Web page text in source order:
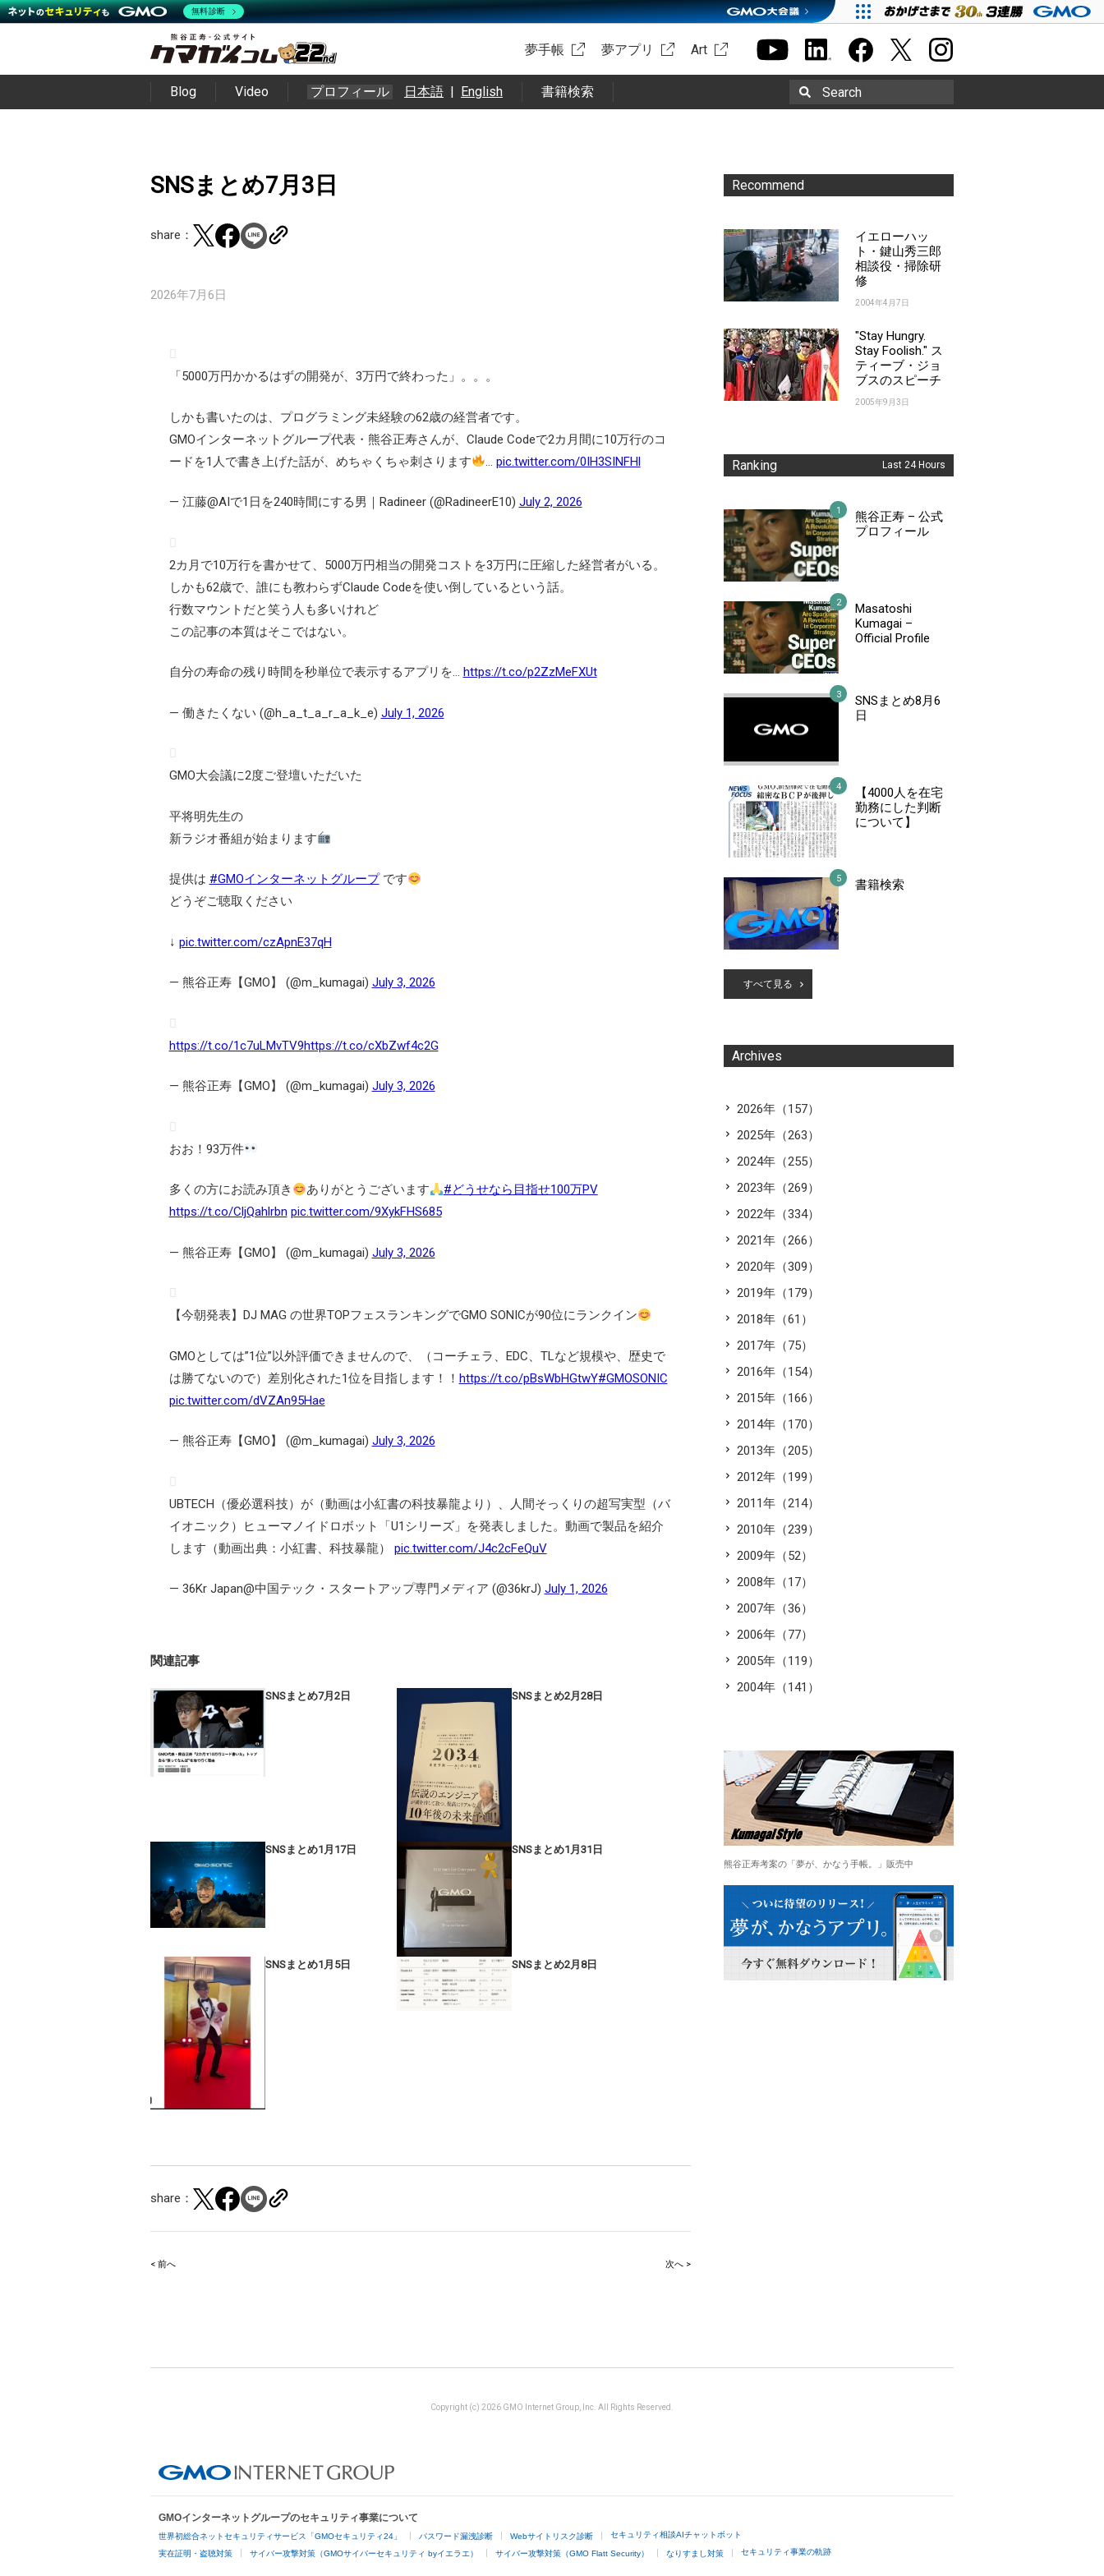
夢手帳 夢アプリ Art
Blog Video プロフィール 日本語 | English 書籍検索 Search
SNSまとめ7月3日
share：
2026年7月6日
「5000万円かかるはずの開発が、3万円で終わった」。。。
しかも書いたのは、プログラミング未経験の62歳の経営者です。
GMOインターネットグループ代表・熊谷正寿さんが、Claude Codeで2カ月間に10万行のコ
ードを1人で書き上げた話が、めちゃくちゃ刺さります
pic.twitter.com/0IH3SINFHl
— 江藤@AIで1日を240時間にする男｜Radineer (@RadineerE10) July 2, 2026
2カ月で10万行を書かせて、5000万円相当の開発コストを3万円に圧縮した経営者がいる。
しかも62歳で、誰にも教わらずClaude Codeを使い倒しているという話。
行数マウントだと笑う人も多いけれど
この記事の本質はそこではない。
自分の寿命の残り時間を秒単位で表示するアプリを… https://t.co/p2ZzMeFXUt
— 働きたくない (@h_a_t_a_r_a_k_e) July 1, 2026
GMO大会議に2度ご登壇いただいた
平将明先生の
新ラジオ番組が始まります
提供は #GMOインターネットグループです
どうぞご聴取ください
↓ pic.twitter.com/czApnE37qH
— 熊谷正寿【GMO】 (@m_kumagai) July 3, 2026
https://t.co/1c7uLMvTV9https://t.co/cXbZwf4c2G
— 熊谷正寿【GMO】 (@m_kumagai) July 3, 2026
おお！93万件
多くの方にお読み頂き ありがとうございます
#どうせなら目指せ100万PV
https://t.co/CljQahlrbn pic.twitter.com/9XykFHS685
— 熊谷正寿【GMO】 (@m_kumagai) July 3, 2026
【今朝発表】DJ MAG の世界TOPフェスランキングでGMO SONICが90位にランクイン
GMOとしては”1位”以外評価できませんので、（コーチェラ、EDC、TLなど規模や、歴史で
は勝てないので）差別化された1位を目指します！！ https://t.co/pBsWbHGtwY#GMOSONIC
pic.twitter.com/dVZAn95Hae
— 熊谷正寿【GMO】 (@m_kumagai) July 3, 2026
UBTECH（優必選科技）が（動画は小紅書の科技暴龍より）、人間そっくりの超写実型（バ
イオニック）ヒューマノイドロボット「U1シリーズ」を発表しました。動画で製品を紹介
します（動画出典：小紅書、科技暴龍） pic.twitter.com/J4c2cFeQuV
— 36Kr Japan@中国テック・スタートアップ専門メディア (@36krJ) July 1, 2026
関連記事
SNSまとめ7月2日 SNSまとめ2月28日
SNSまとめ1月17日 SNSまとめ1月31日
SNSまとめ1月5日 SNSまとめ2月8日
share：
Post
< 前へ 次へ >
Recommend
イエローハッ
ト・鍵山秀三郎
相談役・掃除研
修
2004年4月7日
"Stay Hungry.
Stay Foolish." ス
ティーブ・ジョ
ブスのスピーチ
2005年9月3日
Ranking Last 24 Hours
熊谷正寿 – 公式
プロフィール
Masatoshi
Kumagai –
Official Profile
SNSまとめ8月6
日
【4000人を在宅
勤務にした判断
について】
書籍検索
すべて見る
Archives
2026年（157）
2025年（263）
2024年（255）
2023年（269）
2022年（334）
2021年（266）
2020年（309）
2019年（179）
2018年（61）
2017年（75）
2016年（154）
2015年（166）
2014年（170）
2013年（205）
2012年（199）
2011年（214）
2010年（239）
2009年（52）
2008年（17）
2007年（36）
2006年（77）
2005年（119）
2004年（141）
熊谷正寿考案の「夢が、かなう手帳。」販売中
Copyright (c) 2026 GMO Internet Group, Inc. All Rights Reserved.
GMOインターネットグループのセキュリティ事業について
世界初総合ネットセキュリティサービス「GMOセキュリティ24」 パスワード漏洩診断 Webサイトリスク診断 セキュリティ相談AIチャットボット
実在証明・盗聴対策 サイバー攻撃対策（GMOサイバーセキュリティ byイエラエ） サイバー攻撃対策（GMO Flatt Security） なりすまし対策 セキュリティ事業の軌跡
無料診断